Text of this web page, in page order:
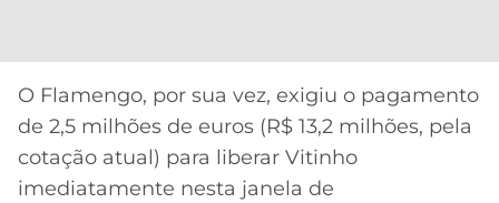
O Flamengo, por sua vez, exigiu o pagamento
de 2,5 milhões de euros (R$ 13,2 milhões, pela
cotação atual) para liberar Vitinho
imediatamente nesta janela de